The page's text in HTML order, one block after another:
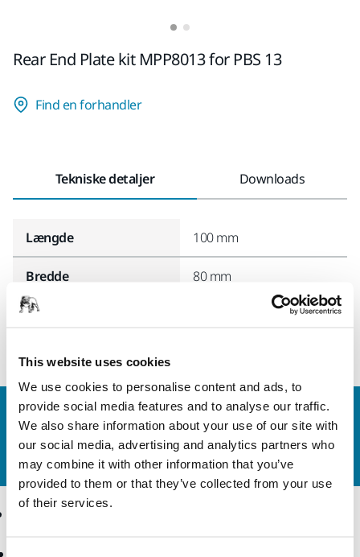
This website uses cookies
We use cookies to personalise content and ads, to
provide social media features and to analyse our traffic.
We also share information about your use of our site with
our social media, advertising and analytics partners who
may combine it with other information that you’ve
provided to them or that they’ve collected from your use
of their services.
Rear End Plate kit MPP8013 for PBS 13
Find en forhandler
Tekniske detaljer Downloads
Længde 100 mm
Bredde 80 mm
Kontakt os
Vil du gerne vide mere?
Kontakt os,
så vil vores
ekspertsupportteam besvare dine spørgsmål.
Produkter